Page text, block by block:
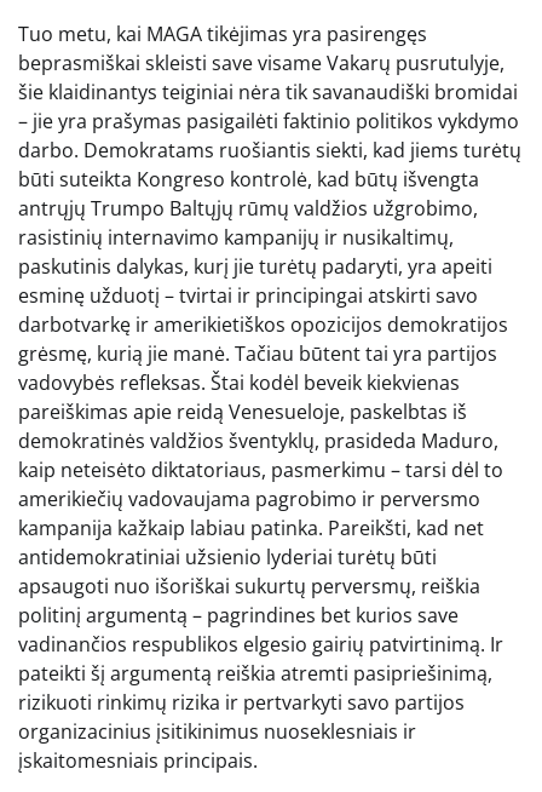
Tuo metu, kai MAGA tikėjimas yra pasirengęs
beprasmiškai skleisti save visame Vakarų pusrutulyje,
šie klaidinantys teiginiai nėra tik savanaudiški bromidai
– jie yra prašymas pasigailėti faktinio politikos vykdymo
darbo. Demokratams ruošiantis siekti, kad jiems turėtų
būti suteikta Kongreso kontrolė, kad būtų išvengta
antrųjų Trumpo Baltųjų rūmų valdžios užgrobimo,
rasistinių internavimo kampanijų ir nusikaltimų,
paskutinis dalykas, kurį jie turėtų padaryti, yra apeiti
esminę užduotį – tvirtai ir principingai atskirti savo
darbotvarkę ir amerikietiškos opozicijos demokratijos
grėsmę, kurią jie manė. Tačiau būtent tai yra partijos
vadovybės refleksas. Štai kodėl beveik kiekvienas
pareiškimas apie reidą Venesueloje, paskelbtas iš
demokratinės valdžios šventyklų, prasideda Maduro,
kaip neteisėto diktatoriaus, pasmerkimu – tarsi dėl to
amerikiečių vadovaujama pagrobimo ir perversmo
kampanija kažkaip labiau patinka. Pareikšti, kad net
antidemokratiniai užsienio lyderiai turėtų būti
apsaugoti nuo išoriškai sukurtų perversmų, reiškia
politinį argumentą – pagrindines bet kurios save
vadinančios respublikos elgesio gairių patvirtinimą. Ir
pateikti šį argumentą reiškia atremti pasipriešinimą,
rizikuoti rinkimų rizika ir pertvarkyti savo partijos
organizacinius įsitikinimus nuoseklesniais ir
įskaitomesniais principais.